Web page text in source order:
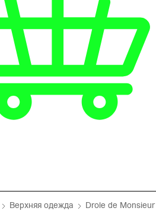
Верхняя одежда Drole de Monsieur